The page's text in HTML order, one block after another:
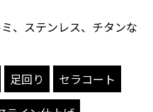
、ステンレス、チタンな
足回り
セラコート